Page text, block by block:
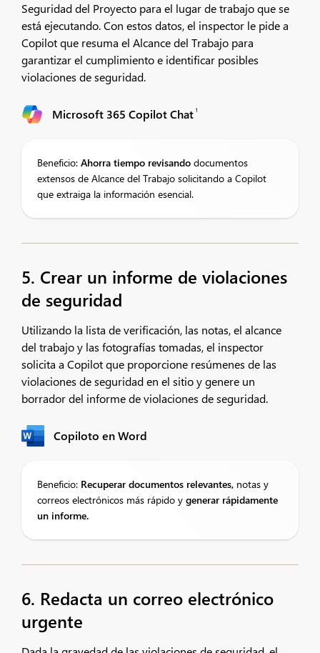
Seguridad del Proyecto para el lugar de trabajo que se
está ejecutando. Con estos datos, el inspector le pide a
Copilot que resuma el Alcance del Trabajo para
garantizar el cumplimiento e identificar posibles
violaciones de seguridad.
Microsoft 365 Copilot Chat 1
Beneficio: Ahorra tiempo revisando documentos
extensos de Alcance del Trabajo solicitando a Copilot
que extraiga la información esencial.
5. Crear un informe de violaciones
de seguridad
Utilizando la lista de verificación, las notas, el alcance
del trabajo y las fotografías tomadas, el inspector
solicita a Copilot que proporcione resúmenes de las
violaciones de seguridad en el sitio y genere un
borrador del informe de violaciones de seguridad.
Copiloto en Word
Beneficio: Recuperar documentos relevantes, notas y
correos electrónicos más rápido y generar rápidamente
un informe.
6. Redacta un correo electrónico
urgente